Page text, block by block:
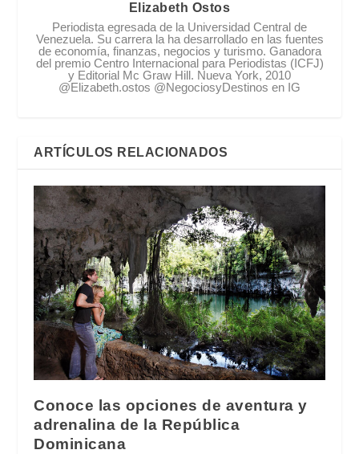
Elizabeth Ostos
Periodista egresada de la Universidad Central de
Venezuela. Su carrera la ha desarrollado en las fuentes
de economía, finanzas, negocios y turismo. Ganadora
del premio Centro Internacional para Periodistas (ICFJ)
y Editorial Mc Graw Hill. Nueva York, 2010
@Elizabeth.ostos @NegociosyDestinos en IG
ARTÍCULOS RELACIONADOS
Conoce las opciones de aventura y
adrenalina de la República
Dominicana